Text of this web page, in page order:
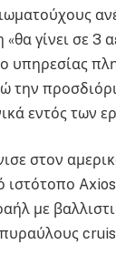
«θα γίνει σε 3
υπηρεσίας
την
εντός των
στον
ιστότοπο
με